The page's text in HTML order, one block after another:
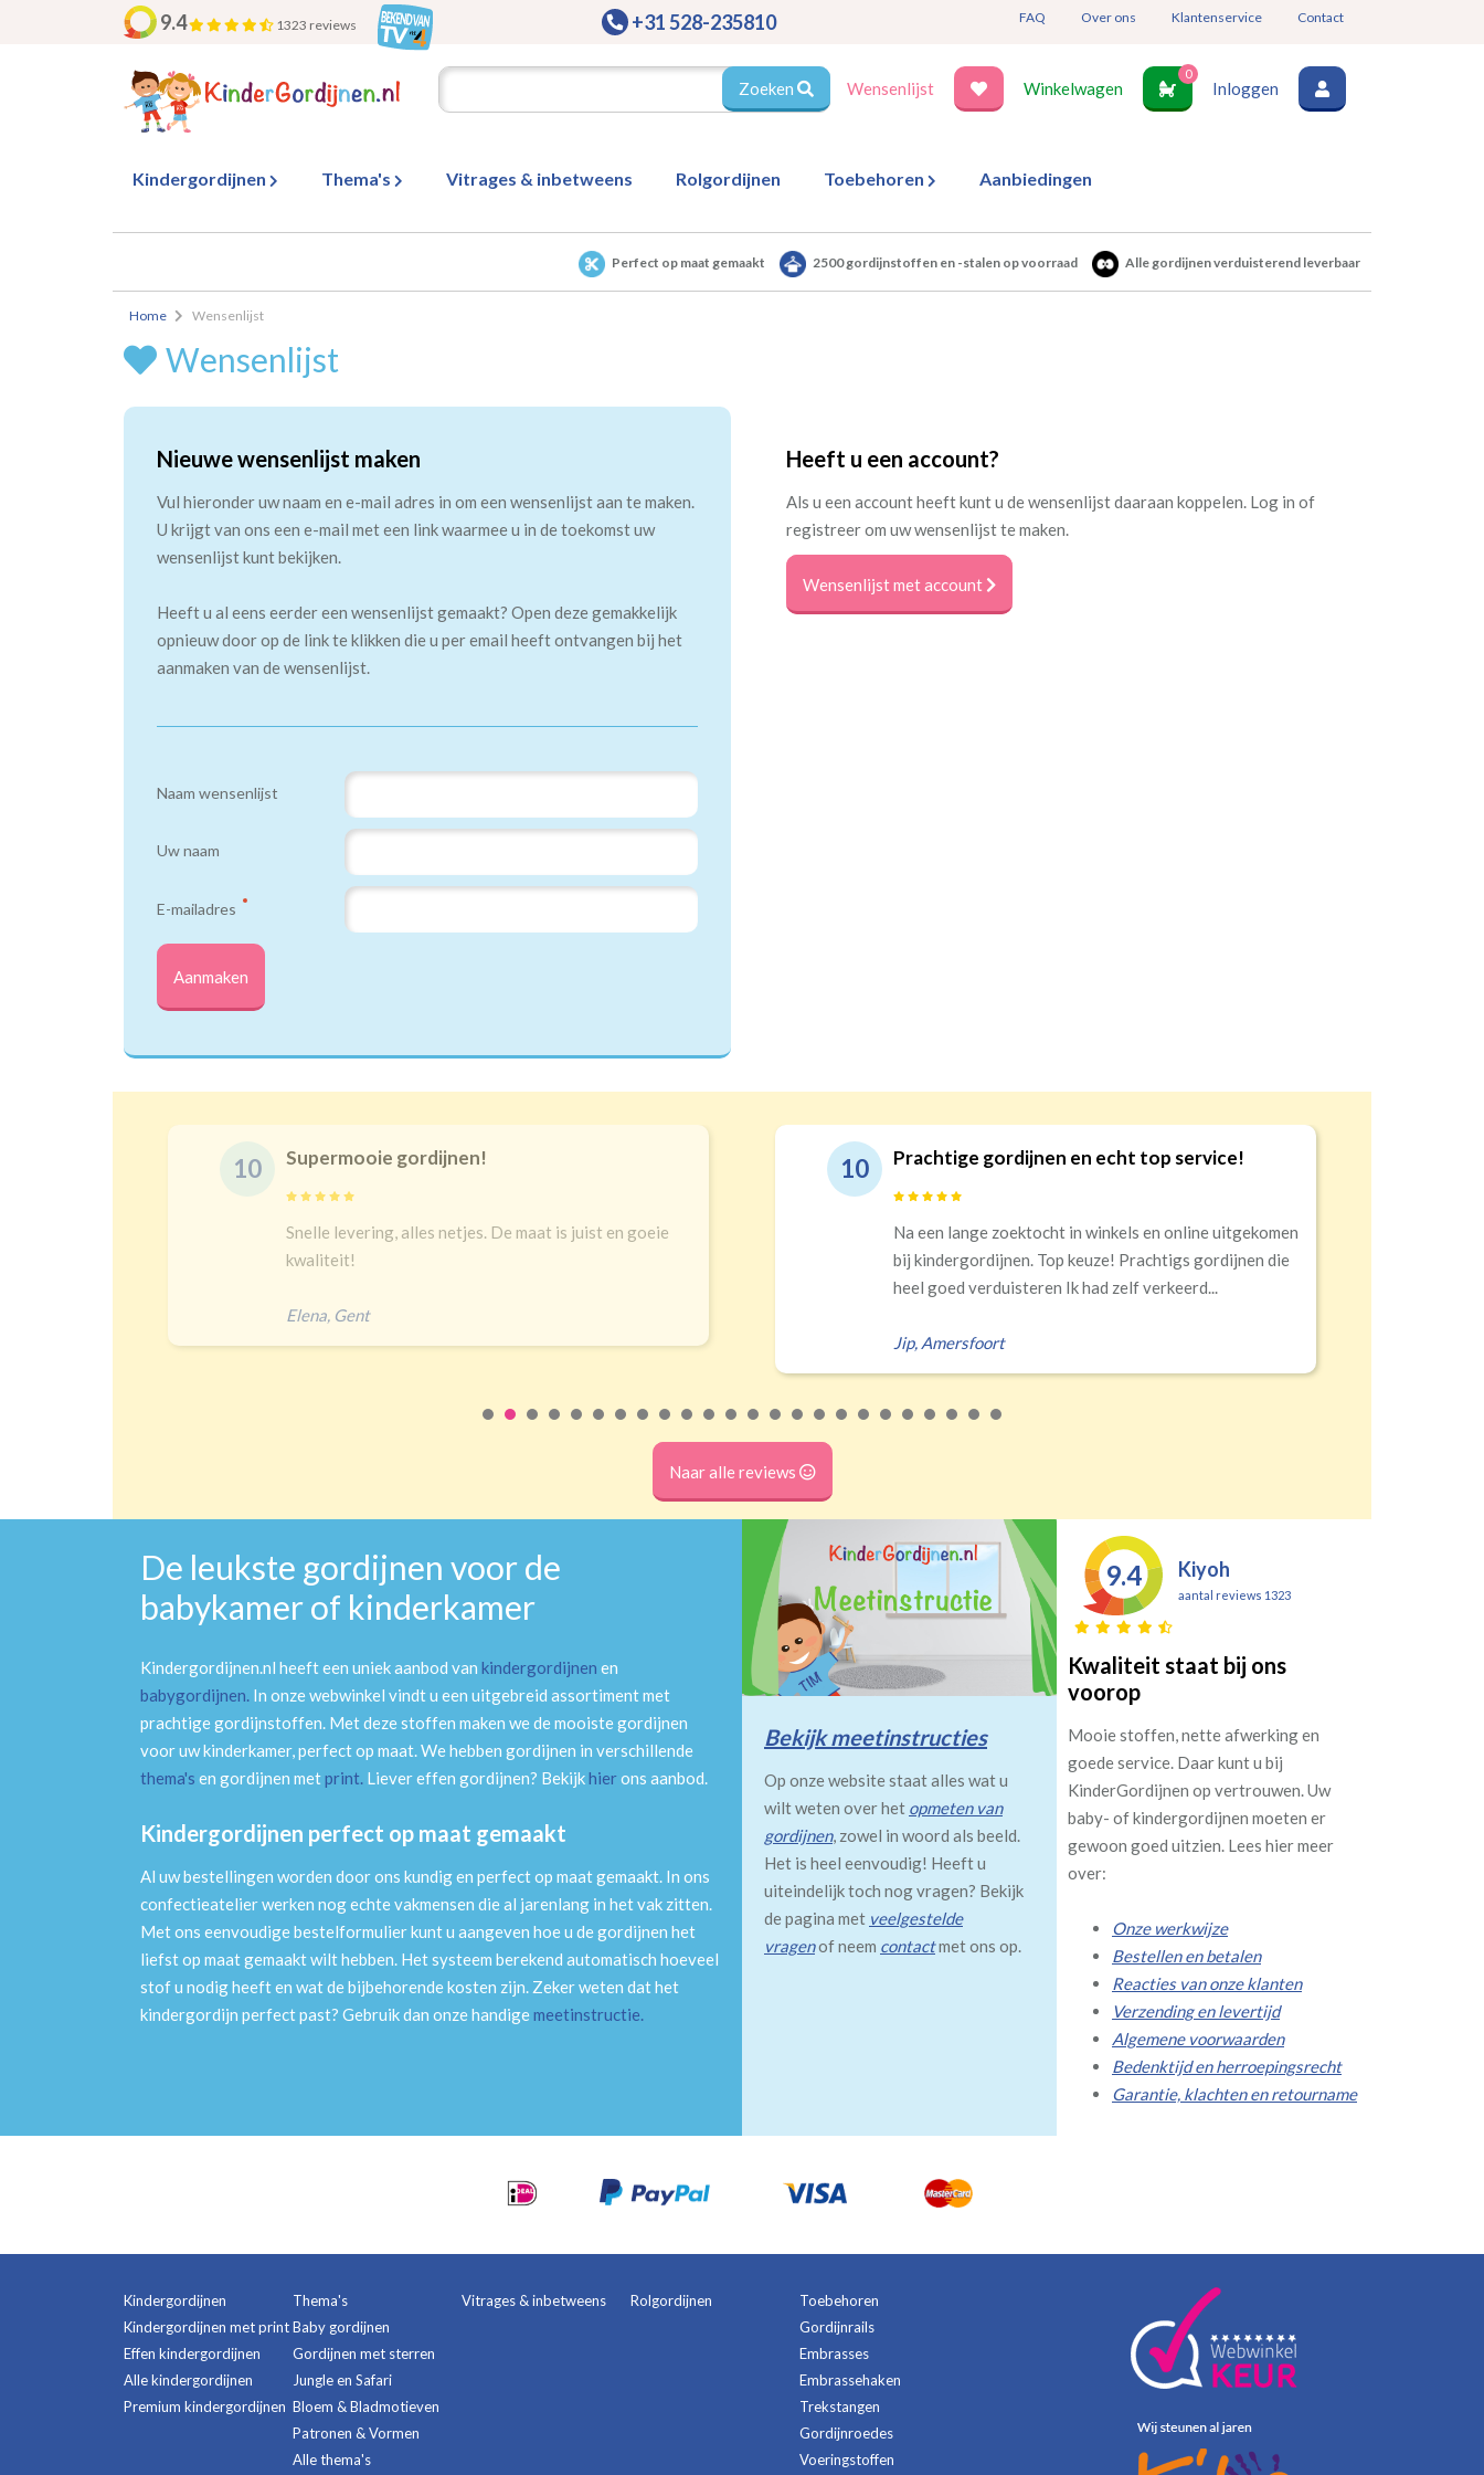
9.4 1323 reviews +31 528-235810 FAQ Over ons Klantenservice Contact
Zoeken Wensenlijst Winkelwagen
0
Inloggen
Kindergordijnen Thema's Vitrages & inbetweens Rolgordijnen Toebehoren Aanbiedingen
Perfect op maat gemaakt 2500 gordijnstoffen en -stalen op voorraad Alle gordijnen verduisterend leverbaar
Home Wensenlijst
Wensenlijst
Nieuwe wensenlijst maken
Vul hieronder uw naam en e-mail adres in om een wensenlijst aan te maken.
U krijgt van ons een e-mail met een link waarmee u in de toekomst uw
wensenlijst kunt bekijken.
Heeft u al eens eerder een wensenlijst gemaakt? Open deze gemakkelijk
opnieuw door op de link te klikken die u per email heeft ontvangen bij het
aanmaken van de wensenlijst.
Naam wensenlijst
Uw naam
E-mailadres
Aanmaken
Heeft u een account?
Als u een account heeft kunt u de wensenlijst daaraan koppelen. Log in of
registreer om uw wensenlijst te maken.
Wensenlijst met account
10 Supermooie gordijnen!
Snelle levering, alles netjes. De maat is juist en goeie
kwaliteit!
Elena, Gent
10 Prachtige gordijnen en echt top service!
Na een lange zoektocht in winkels en online uitgekomen
bij kindergordijnen. Top keuze! Prachtigs gordijnen die
heel goed verduisteren Ik had zelf verkeerd...
Jip, Amersfoort
Naar alle reviews
De leukste gordijnen voor de
babykamer of kinderkamer
Kindergordijnen.nl heeft een uniek aanbod van kindergordijnen en
babygordijnen. In onze webwinkel vindt u een uitgebreid assortiment met
prachtige gordijnstoffen. Met deze stoffen maken we de mooiste gordijnen
voor uw kinderkamer, perfect op maat. We hebben gordijnen in verschillende
thema's en gordijnen metprint. Liever effen gordijnen? Bekijkhierons aanbod.
Kindergordijnen perfect op maat gemaakt
Al uw bestellingen worden door ons kundig en perfect op maat gemaakt. In ons
confectieatelier werken nog echte vakmensen die al jarenlang in het vak zitten.
Met ons eenvoudige bestelformulier kunt u aangeven hoe u de gordijnen het
liefst op maat gemaakt wilt hebben. Het systeem berekend automatisch hoeveel
stof u nodig heeft en wat de bijbehorende kosten zijn. Zeker weten dat het
kindergordijn perfect past? Gebruik dan onze handigemeetinstructie.
Bekijk meetinstructies
Op onze website staat alles wat u
wilt weten over het opmeten van
gordijnen, zowel in woord als beeld.
Het is heel eenvoudig! Heeft u
uiteindelijk toch nog vragen? Bekijk
de pagina met veelgestelde
vragenof neem contactmet ons op.
9.4 Kiyoh
aantal reviews 1323
Kwaliteit staat bij ons
voorop
Mooie stoffen, nette afwerking en
goede service. Daar kunt u bij
KinderGordijnen op vertrouwen. Uw
baby- of kindergordijnen moeten er
gewoon goed uitzien. Lees hier meer
over:
Onze werkwijze
Bestellen en betalen
Reacties van onze klanten
Verzending en levertijd
Algemene voorwaarden
Bedenktijd en herroepingsrecht
Garantie, klachten en retourname
Kindergordijnen
Kindergordijnen met print
Effen kindergordijnen
Alle kindergordijnen
Premium kindergordijnen
Thema's
Baby gordijnen
Gordijnen met sterren
Jungle en Safari
Bloem & Bladmotieven
Patronen & Vormen
Alle thema's
Vitrages & inbetweens Rolgordijnen
Toebehoren
Gordijnrails
Embrasses
Embrassehaken
Trekstangen
Gordijnroedes
Voeringstoffen